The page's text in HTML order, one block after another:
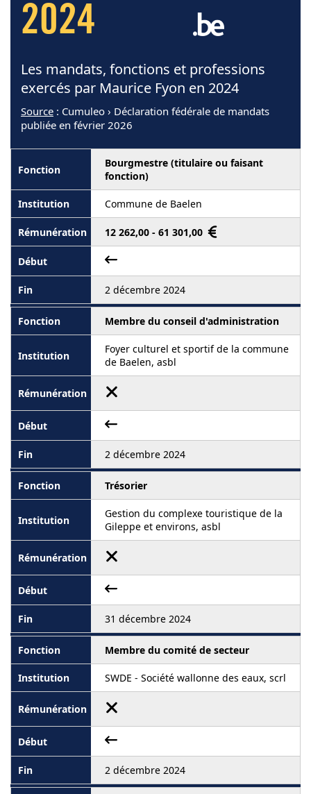
2024
Les mandats, fonctions et professions
exercés par Maurice Fyon en 2024
Source : Cumuleo › Déclaration fédérale de mandats
publiée en février 2026
Bourgmestre (titulaire ou faisant
fonction)
Commune de Baelen
12 262,00 - 61 301,00
2 décembre 2024
Membre du conseil d'administration
Foyer culturel et sportif de la commune
de Baelen, asbl
2 décembre 2024
Trésorier
Gestion du complexe touristique de la
Gileppe et environs, asbl
31 décembre 2024
Membre du comité de secteur
SWDE - Société wallonne des eaux, scrl
2 décembre 2024